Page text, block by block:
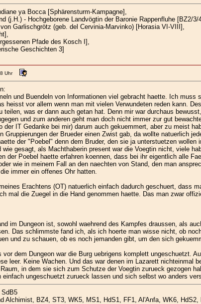
ya Bocca [Sphärensturm-Kampagne],
(j.H.) - Hochgeborene Landvögtin der Baronie Rappenfluhe [BZ2/3/
Garlischgrötz (geb. del Cervinia-Marvinko) [Horasia VI-VIII],
Pfade des Kosch I],
Geschichten 3]
Uhr
und Buendeln von Informationen viel gebracht haette. Ich
heisst vor allem wenn man mit vielen Verwundeten reden kann.
teilen, was er dann auch getan hat. Denn mir war durchaus
und zum anderen geht man doch nicht immer zur gut
der IT Gedanke bei mir) darum auch gekuemmert, aber zu meist
Gruppierungen der Brueder einen Zwist gab, da wollte natuerlich
der "Poebel" denn dem Bruder, den sie ja unterstuetzen
wie gesagt, als Machthaberin present war die Voegtin nicht, viele
der Poebel haette erfahren koennen, dass bei ihr eigentlich alle
wie in meinem Fall an den naechten von Stand, den man
immer ein offenes Ohr hatten.
Erachtens (OT) natuerlich einfach dadurch geschuert,
mal die Zuegel in die Hand genommen haette. Das man zwar
im Dungeon ist, sowohl waehrend des Kampfes draussen, als
Das schlimmste fand ich, als ich hoerte man wisse nicht, ob
und zu schauen, ob es noch jemanden gibt, um den sich
vor dem Dungeon war die Burg uebrigens komplett ungeschuetzt.
leer. Keine Wachen. Und das war denen im Lazarett
in dem sie sich zum Schutze der Voegtin zurueck gezogen
ungeschuetzt zurueck lassen und sich selbst wo anders
Alchimist, BZ4, ST3, WK5, MS1, HdS1, FF1, Al'Anfa, WK6, HdS2,